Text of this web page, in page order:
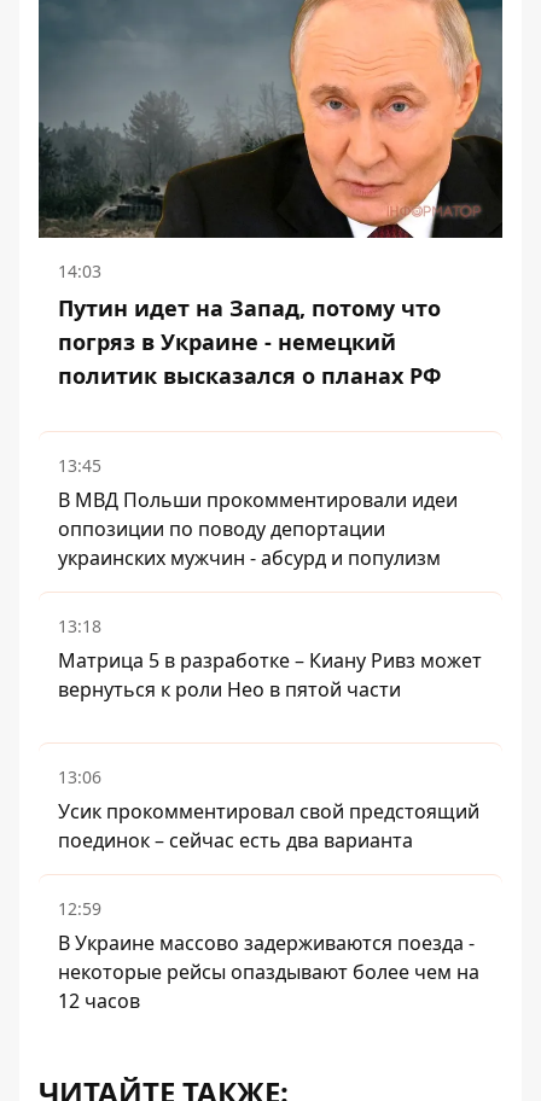
14:03
Путин идет на Запад, потому что
погряз в Украине - немецкий
политик высказался о планах РФ
13:45
В МВД Польши прокомментировали идеи
оппозиции по поводу депортации
украинских мужчин - абсурд и популизм
13:18
Матрица 5 в разработке – Киану Ривз может
вернуться к роли Нео в пятой части
13:06
Усик прокомментировал свой предстоящий
поединок – сейчас есть два варианта
12:59
В Украине массово задерживаются поезда -
некоторые рейсы опаздывают более чем на
12 часов
ЧИТАЙТЕ ТАКЖЕ: